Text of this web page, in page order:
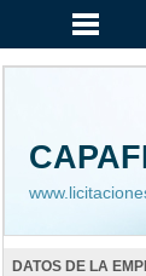
DATOS DE LA